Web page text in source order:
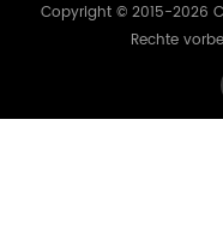
Copyright © 2015-2026
Rechte